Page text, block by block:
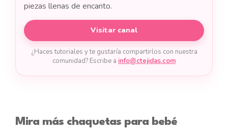
piezas llenas de encanto.
Visitar canal
¿Haces tutoriales y te gustaría compartirlos con nuestra
comunidad? Escribe a info@ctejidas.com
Mira más chaquetas para bebé